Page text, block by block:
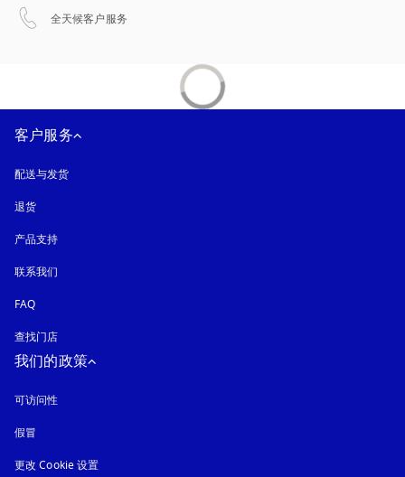
全天候客户服务
客户服务
配送与发货
退货
产品支持
联系我们
FAQ
查找门店
我们的政策
可访问性
假冒
更改 Cookie 设置